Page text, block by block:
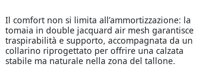
Il comfort non si limita all’ammortizzazione: la
tomaia in double jacquard air mesh garantisce
traspirabilità e supporto, accompagnata da un
collarino riprogettato per offrire una calzata
stabile ma naturale nella zona del tallone.